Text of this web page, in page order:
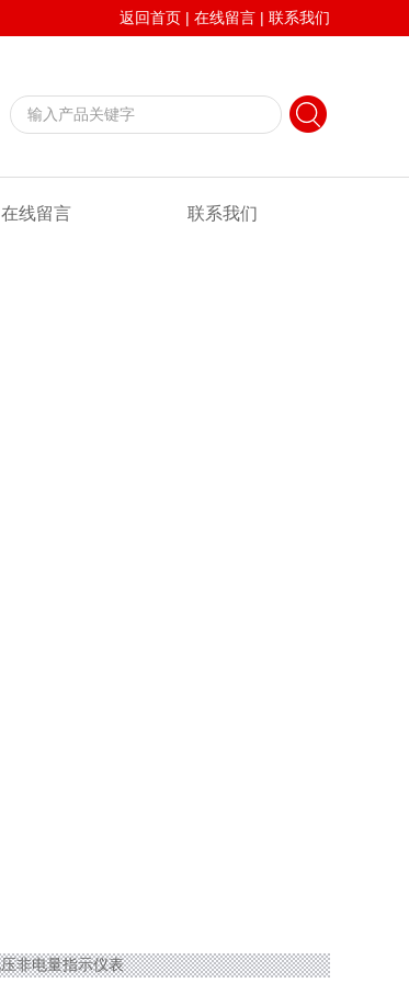
返回首页 | 在线留言 | 联系我们
在线留言 联系我们
非电量指示仪表